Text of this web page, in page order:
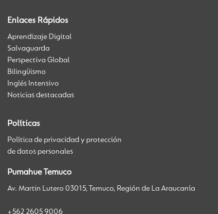
Enlaces Rápidos
Aprendizaje Digital
Salvaguarda
Perspectiva Global
Bilingüismo
Inglés Intensivo
Noticias destacadas
Políticas
Política de privacidad y protección
de datos personales
Pumahue Temuco
Av. Martin Lutero 03015, Temuco, Región de La Araucanía
+562 2605 9006